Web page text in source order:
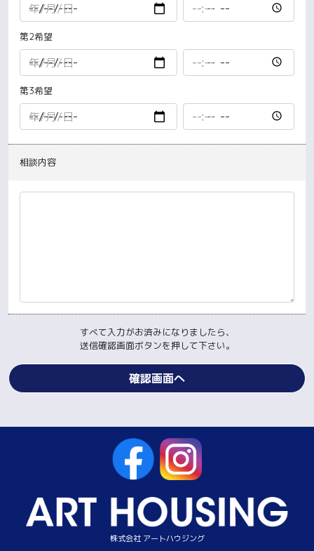
第2希望
第3希望
相談内容
すべて入力がお済みになりましたら、
送信確認画面ボタンを押して下さい。
株式会社 アートハウジング